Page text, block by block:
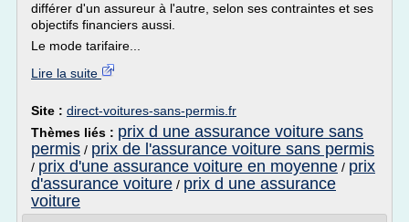
différer d'un assureur à l'autre, selon ses contraintes et ses
objectifs financiers aussi.
Le mode tarifaire...
Lire la suite
Site : direct-voitures-sans-permis.fr
Thèmes liés : prix d une assurance voiture sans
permis / prix de l'assurance voiture sans permis
/ prix d'une assurance voiture en moyenne / prix
d'assurance voiture / prix d une assurance
voiture